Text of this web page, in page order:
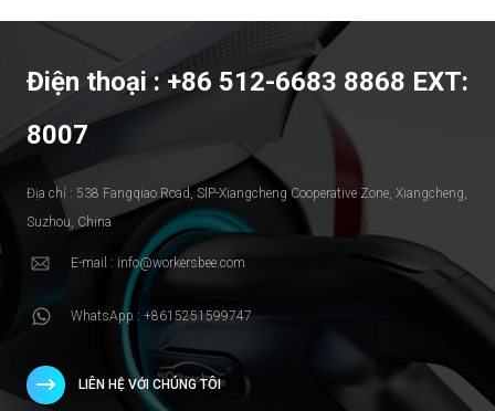
Điện thoại : +86 512-6683 8868 EXT:
8007
Địa chỉ : 538 Fangqiao Road, SlP-Xiangcheng Cooperative Zone, Xiangcheng,
Suzhou, China
E-mail : info@workersbee.com
WhatsApp : +8615251599747
LIÊN HỆ VỚI CHÚNG TÔI